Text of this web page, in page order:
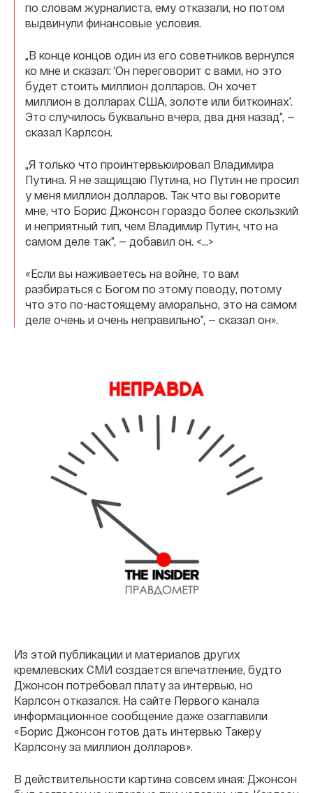
по словам журналиста, ему отказали, но потом
выдвинули финансовые условия.
„В конце концов один из его советников вернулся
ко мне и сказал: ‘Он переговорит с вами, но это
будет стоить миллион долларов. Он хочет
миллион в долларах США, золоте или биткоинах’.
Это случилось буквально вчера, два дня назад”, —
сказал Карлсон.
„Я только что проинтервьюировал Владимира
Путина. Я не защищаю Путина, но Путин не просил
у меня миллион долларов. Так что вы говорите
мне, что Борис Джонсон гораздо более скользкий
и неприятный тип, чем Владимир Путин, что на
самом деле так”, — добавил он. <…>
«Если вы наживаетесь на войне, то вам
разбираться с Богом по этому поводу, потому
что это по-настоящему аморально, это на самом
деле очень и очень неправильно”, — сказал он».
Из этой публикации и материалов других
кремлевских СМИ создается впечатление, будто
Джонсон потребовал плату за интервью, но
Карлсон отказался. На сайте Первого канала
информационное сообщение даже озаглавили
«Борис Джонсон готов дать интервью Такеру
Карлсону за миллион долларов».
В действительности картина совсем иная: Джонсон